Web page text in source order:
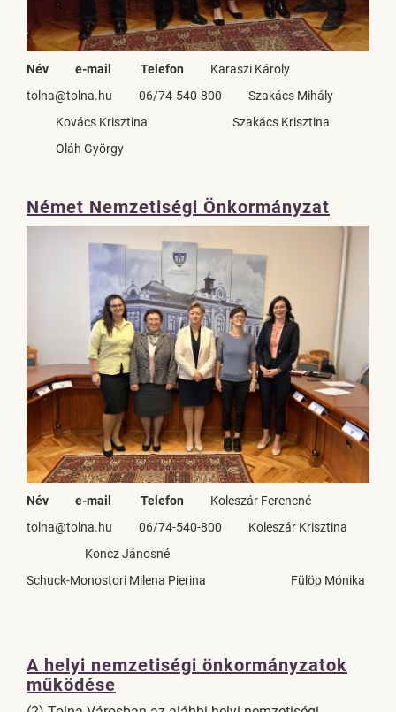
Név e-mail Telefon
Karaszi Károly
tolna@tolna.hu
06/74-540-800
Szakács Mihály
Kovács Krisztina
Szakács Krisztina
Oláh György
Német Nemzetiségi Önkormányzat
Név e-mail Telefon
Koleszár Ferencné
tolna@tolna.hu
06/74-540-800
Koleszár Krisztina
Koncz Jánosné
Schuck-Monostori Milena Pierina
Fülöp Mónika
A helyi nemzetiségi önkormányzatok
működése